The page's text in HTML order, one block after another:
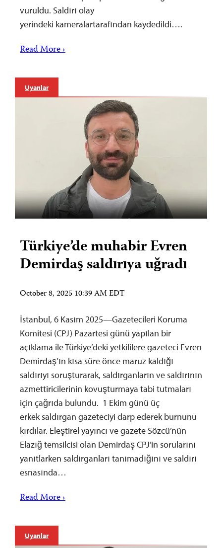
vuruldu. Saldırı olay
yerindeki kameralartarafından kaydedildi….
Read More ›
Uyarılar
Türkiye’de muhabir Evren
Demirdaş saldırıya uğradı
October 8, 2025 10:39 AM EDT
İstanbul, 6 Kasım 2025—Gazetecileri Koruma
Komitesi (CPJ) Pazartesi günü yapılan bir
açıklama ile Türkiye’deki yetkililere gazeteci Evren
Demirdaş’ın kısa süre önce maruz kaldığı
saldırıyı soruşturarak, saldırganların ve saldırının
azmettiricilerinin kovuşturmaya tabi tutmaları
için çağrıda bulundu. 1 Ekim günü üç
erkek saldırgan gazeteciyi darp ederek burnunu
kırdılar. Eleştirel yayıncı ve gazete Sözcü’nün
Elazığ temsilcisi olan Demirdaş CPJ’in sorularını
yanıtlarken saldırganları tanımadığını ve saldırı
esnasında…
Read More ›
Uyarılar